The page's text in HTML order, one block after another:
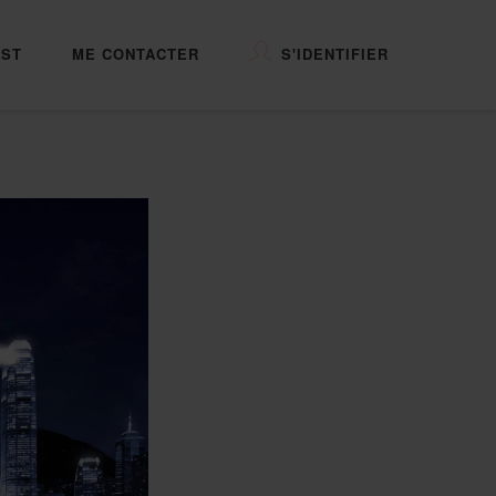
ME CONTACTER S'IDENTIFIER